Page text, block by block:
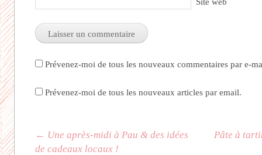
Prévenez-moi de tous les nouveaux commentaires par e-
Prévenez-moi de tous les nouveaux articles par email.
Navigation des articles
← Une après-midi à Pau & des idées
de cadeaux locaux !
Pâte à